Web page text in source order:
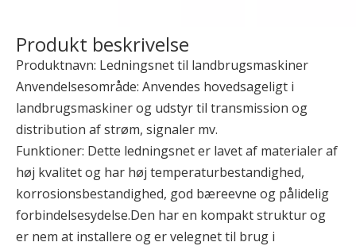
Produkt beskrivelse
Produktnavn: Ledningsnet til landbrugsmaskiner
Anvendelsesområde: Anvendes hovedsageligt i
landbrugsmaskiner og udstyr til transmission og
distribution af strøm, signaler mv.
Funktioner: Dette ledningsnet er lavet af materialer af
høj kvalitet og har høj temperaturbestandighed,
korrosionsbestandighed, god bæreevne og pålidelig
forbindelsesydelse.Den har en kompakt struktur og
er nem at installere og er velegnet til brug i